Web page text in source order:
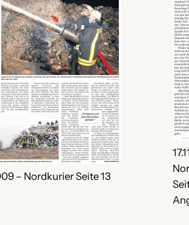
– Nordkurier Seite 13